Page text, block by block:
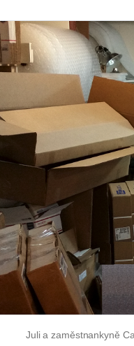
Juli a zaměstnankyně